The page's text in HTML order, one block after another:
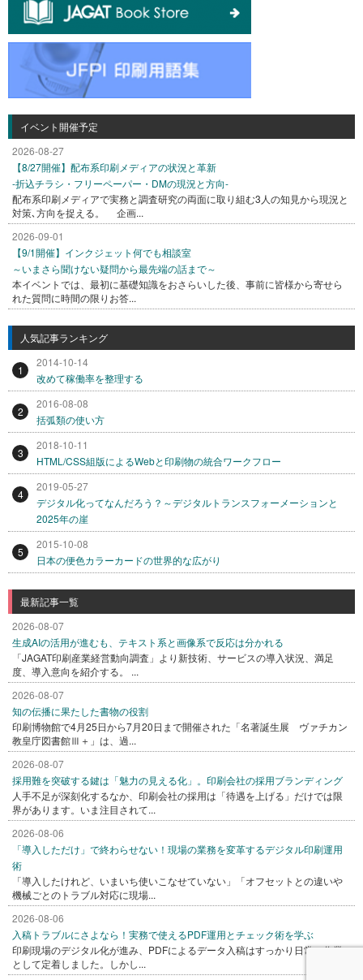
イベント開催予定
2026-08-27
【8/27開催】配布系印刷メディアの状況と革新
-折込チラシ・フリーペーパー・DMの現況と方向-
配布系印刷メディアで実務と調査研究の両面に取り組む3人の知見から現況と
対策､方向を捉える。 企画...
2026-09-01
【9/1開催】インクジェット何でも相談室
～いまさら聞けない疑問から最先端の話まで～
本イベントでは、最初に基礎知識をおさらいした後、事前に皆様から寄せら
れた質問に時間の限りお答...
人気記事ランキング
1
2014-10-14
改めて稼働率を整理する
2
2016-08-08
括弧類の使い方
3
2018-10-11
HTML/CSS組版によるWebと印刷物の統合ワークフロー
4
2019-05-27
デジタル化ってなんだろう？～デジタルトランスフォーメーションと
2025年の崖
5
2015-10-08
日本の便色カラーカードの世界的な広がり
最新記事一覧
2026-08-07
生成AIの活用が進むも、テキスト系と画像系で反応は分かれる
「JAGAT印刷産業経営動向調査」より新技術、サービスの導入状況、満足
度、導入意向を紹介する。 ...
2026-08-07
知の伝播に果たした書物の役割
印刷博物館で4月25日から7月20日まで開催された「名著誕生展 ヴァチカン
教皇庁図書館Ⅲ＋」は、過...
2026-08-07
採用難を突破する鍵は「魅力の見える化」。印刷会社の採用ブランディング
人手不足が深刻化するなか、印刷会社の採用は「待遇を上げる」だけでは限
界があります。いま注目されて...
2026-08-06
「導入しただけ」で終わらせない！現場の業務を変革するデジタル印刷運用
術
「導入したけれど、いまいち使いこなせていない」「オフセットとの違いや
機械ごとのトラブル対応に現場...
2026-08-06
入稿トラブルにさよなら！実務で使えるPDF運用とチェック術を学ぶ
印刷現場のデジタル化が進み、PDFによるデータ入稿はすっかり日常の作業
として定着しました。しかし...